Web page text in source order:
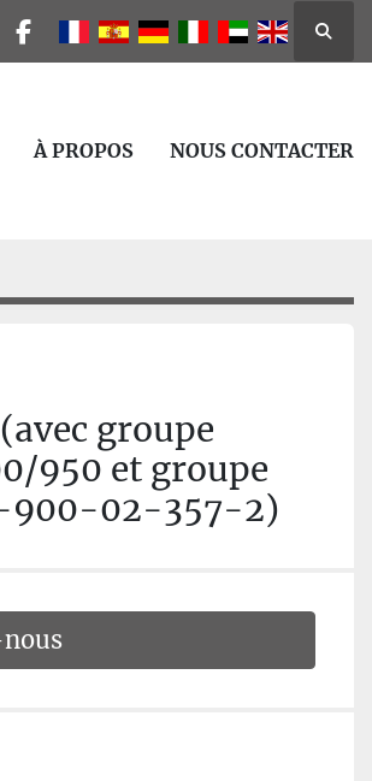
facebook
À PROPOS NOUS CONTACTER
groupe
950 et groupe
900-02-357-2)